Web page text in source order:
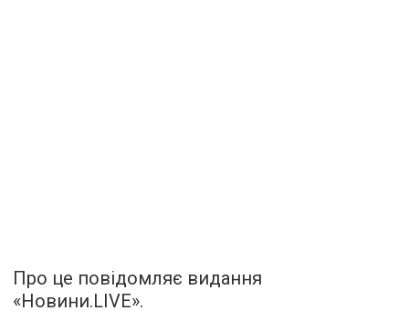
Про це повідомляє видання
«Новини.LIVE».